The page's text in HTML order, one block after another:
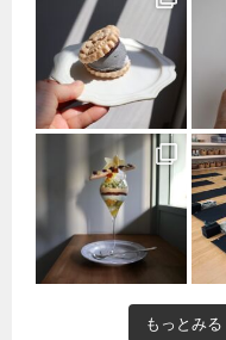
もっとみる